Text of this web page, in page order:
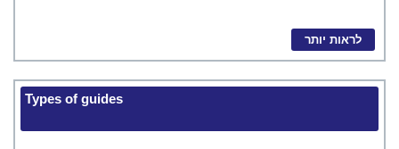
לראות יותר
Types of guides